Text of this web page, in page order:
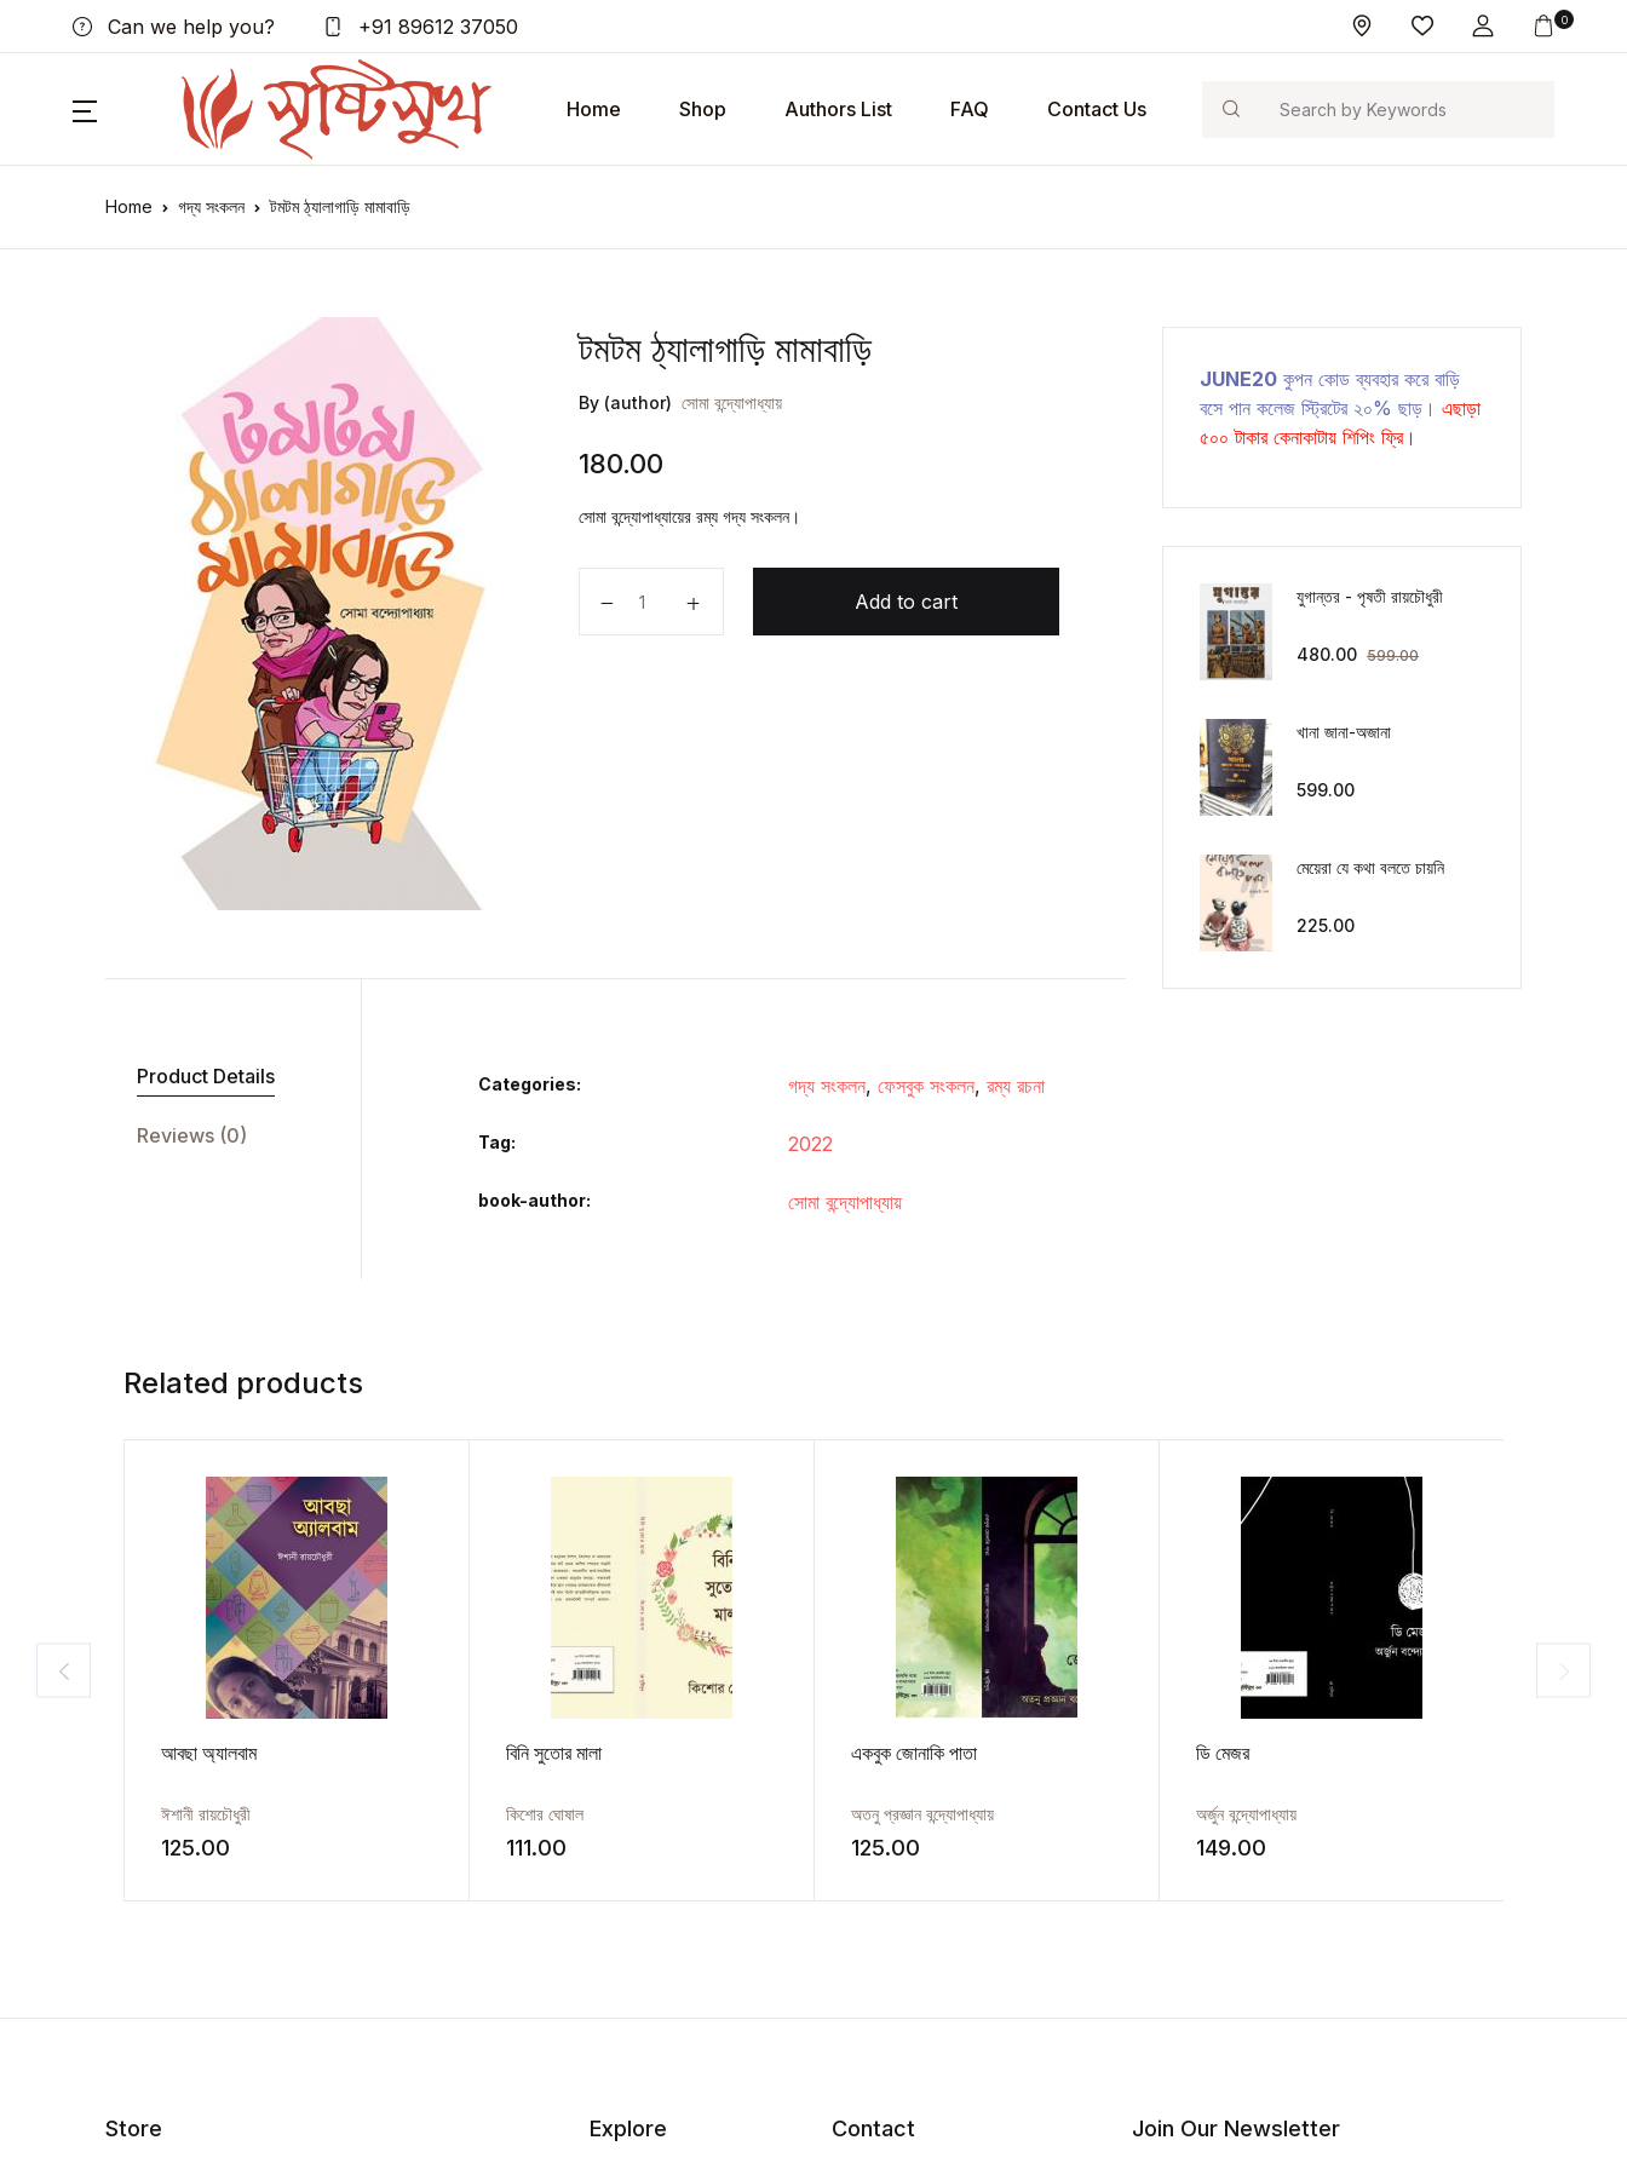
Can we help you? +91 89612 37050 0
Home Shop Authors List FAQ Contact Us Search
Home গদ্য সংকলন টমটম ঠ্যালাগাড়ি মামাবাড়ি
টমটম ঠ্যালাগাড়ি মামাবাড়ি
By (author) সোমা বন্দ্যোপাধ্যায়
180.00
সোমা বন্দ্যোপাধ্যায়ের রম্য গদ্য সংকলন।
Add to cart
Product Details
Reviews (0)
Categories: গদ্য সংকলন, ফেসবুক সংকলন, রম্য রচনা
Tag: 2022
book-author সোমা বন্দ্যোপাধ্যায়
JUNE20 কুপন কোড ব্যবহার করে বাড়ি
বসে পান কলেজ স্ট্রিটের ২০% ছাড়।এছাড়া
৫০০ টাকার কেনাকাটায় শিপিং ফ্রি।
যুগান্তর - পৃষতী রায়চৌধুরী
480.00 599.00
খানা জানা-অজানা
599.00
মেয়েরা যে কথা বলতে চায়নি
225.00
Related products
আবছা অ্যালবাম
ঈশানী রায়চৌধুরী
125.00
বিনি সুতোর মালা
কিশোর ঘোষাল
111.00
একবুক জোনাকি পাতা
অতনু প্রজ্ঞান বন্দ্যোপাধ্যায়
125.00
ডি মেজর
অর্জুন বন্দ্যোপাধ্যায়
149.00
Store Explore Contact Join Our Newsletter